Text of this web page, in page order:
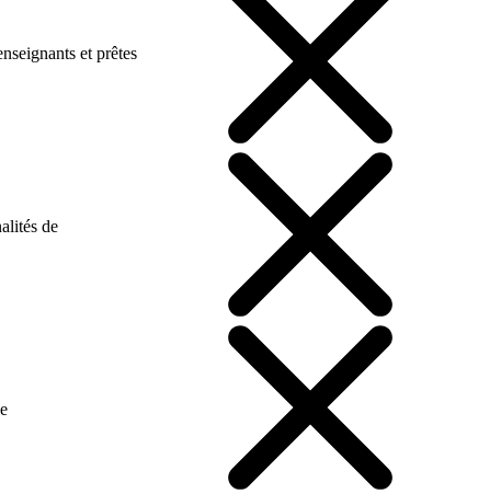
et prêtes
de